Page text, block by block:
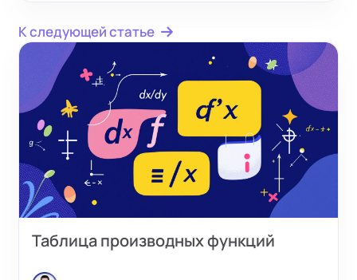
К следующей статье
Таблица производных функций